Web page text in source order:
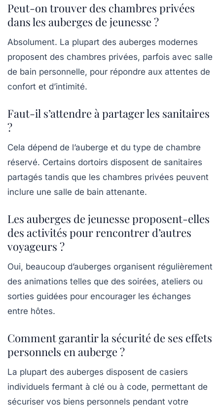
Peut-on trouver des chambres privées
dans les auberges de jeunesse ?
Absolument. La plupart des auberges modernes
proposent des chambres privées, parfois avec salle
de bain personnelle, pour répondre aux attentes de
confort et d’intimité.
Faut-il s’attendre à partager les sanitaires
?
Cela dépend de l’auberge et du type de chambre
réservé. Certains dortoirs disposent de sanitaires
partagés tandis que les chambres privées peuvent
inclure une salle de bain attenante.
Les auberges de jeunesse proposent-elles
des activités pour rencontrer d’autres
voyageurs ?
Oui, beaucoup d’auberges organisent régulièrement
des animations telles que des soirées, ateliers ou
sorties guidées pour encourager les échanges
entre hôtes.
Comment garantir la sécurité de ses effets
personnels en auberge ?
La plupart des auberges disposent de casiers
individuels fermant à clé ou à code, permettant de
sécuriser vos biens personnels pendant votre